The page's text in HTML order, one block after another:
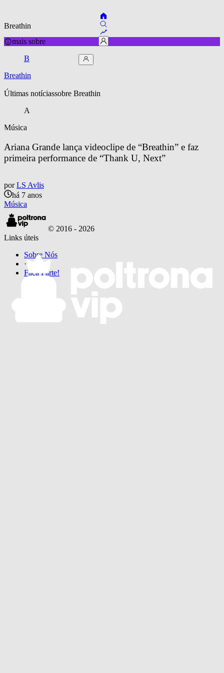
Breathin
mais sobre
B
Breathin
Últimas notíciassobre Breathin
A
Música
Ariana Grande lança videoclipe de “Breathin” e faz
primeira performance de “Thank U, Next”
por LS Avlis
há 7 anos
Música
© 2016 - 2026
Links úteis
Sobre Nós
·
Faça Parte!